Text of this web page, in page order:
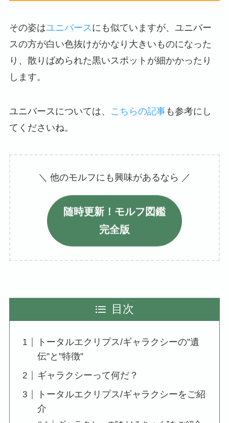
その姿はユニバース にも似ていますが、ユニバー
スの方が白い色抜けがかなり大きいものになった
り、散りばめられた黒いスポットが細かかったり
します。
ユニバースについては、 こちらの記事も参考にし
てくださいね。
＼ 他のモルフにも興味があるなら ／
随時更新！モルフ図鑑
完全版
目次
トータルエクリプス/ギャラクシーの”遺
伝”と”特徴”
ギャラクシーって何だ？
トータルエクリプス/ギャラクシーをご紹
介